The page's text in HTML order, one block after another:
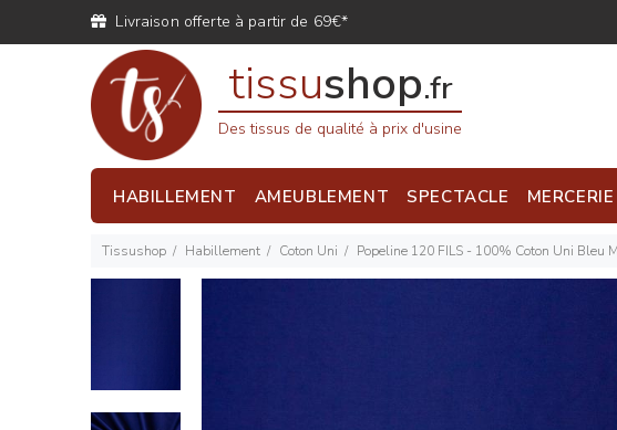
Livraison offerte à partir de 69€*
tissushop.fr
Des tissus de qualité à prix d'usine
HABILLEMENT AMEUBLEMENT SPECTACLE
Tissushop Habillement Coton Uni Popeline 120 FILS - 100% Coton Uni Bleu